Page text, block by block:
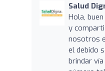
Salud
Hola,
y
nosotros
el debido
brindar